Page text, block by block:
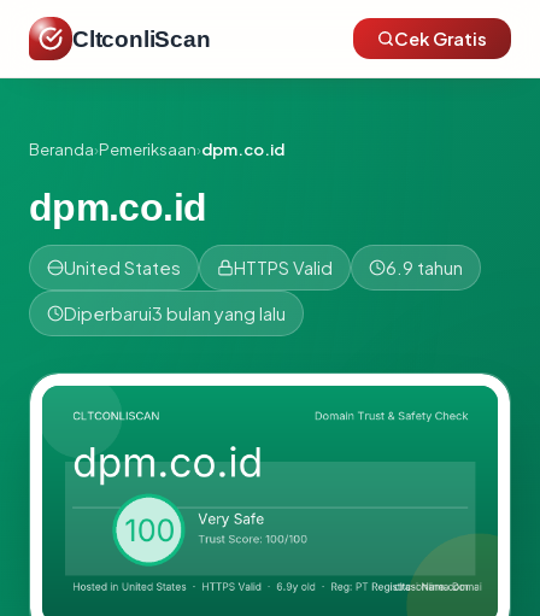
CltconliScan Cek Gratis
Beranda›Pemeriksaan›dpm.co.id
dpm.co.id
United States HTTPS Valid 6.9 tahun
Diperbarui3 bulan yang lalu